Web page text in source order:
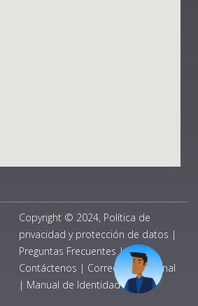
Copyright © 2024, Política de
privacidad y protección de datos |
Preguntas Frecuentes |
Contáctenos | Correo Institucional
| Manual de Identidad Visual